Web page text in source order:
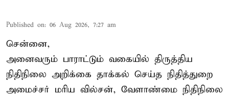
Published on: 06 Aug 2026, 7:27 am
சென்னை,
அனைவரும் பாராட்டும் வகையில் திருத்திய
நிதிநிலை அறிக்கை தாக்கல் செய்த நிதித்துறை
அமைச்சர் மரிய வில்சன், வேளாண்மை நிதிநிலை